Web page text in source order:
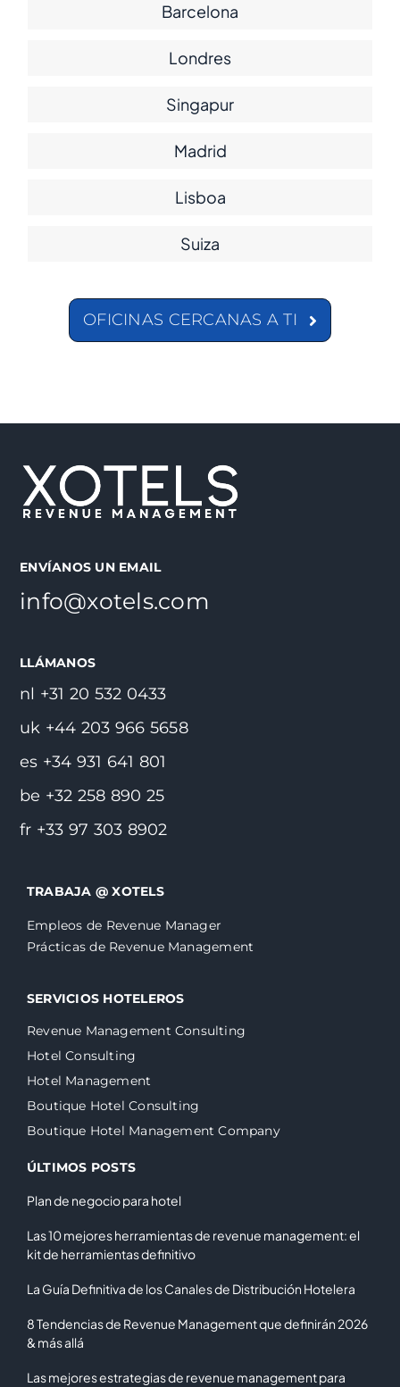
Barcelona
Londres
Singapur
Madrid
Lisboa
Suiza
OFICINAS CERCANAS A TI
ENVÍANOS UN EMAIL
info@xotels.com
LLÁMANOS
nl +31 20 532 0433
uk +44 203 966 5658
es +34 931 641 801
be +32 258 890 25
fr +33 97 303 8902
TRABAJA @ XOTELS
Empleos de Revenue Manager
Prácticas de Revenue Management
SERVICIOS HOTELEROS
Revenue Management Consulting
Hotel Consulting
Hotel Management
Boutique Hotel Consulting
Boutique Hotel Management Company
ÚLTIMOS POSTS
Plan de negocio para hotel
Las 10 mejores herramientas de revenue management: el
kit de herramientas definitivo
La Guía Definitiva de los Canales de Distribución Hotelera
8 Tendencias de Revenue Management que definirán 2026
& más allá
Las mejores estrategias de revenue management para